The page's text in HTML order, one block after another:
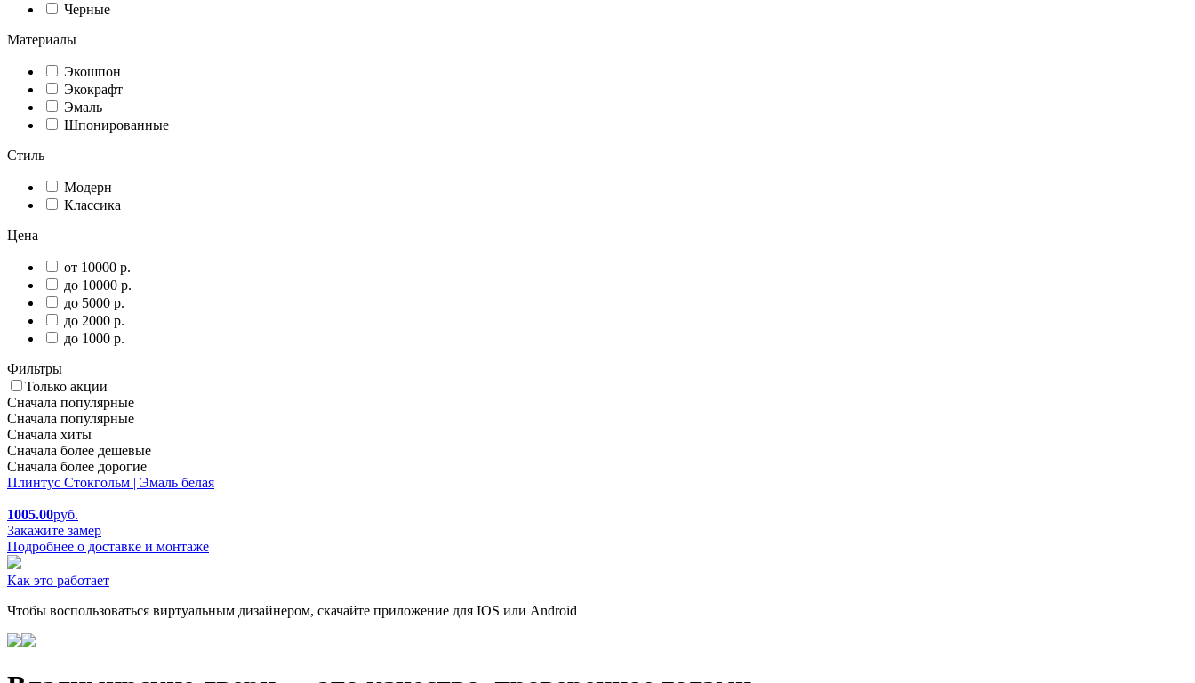
Черные
Материалы
Экошпон
Экокрафт
Эмаль
Шпонированные
Стиль
Модерн
Классика
Цена
от 10000 р.
до 10000 р.
до 5000 р.
до 2000 р.
до 1000 р.
Фильтры
Только акции
Сначала популярные
Сначала популярные
Сначала хиты
Сначала более дешевые
Сначала более дорогие
Плинтус Стокгольм | Эмаль белая
1005.00руб.
Закажите замер
Подробнее о доставке и монтаже
Как это работает
Чтобы воспользоваться виртуальным дизайнером, скачайте приложение для IOS или Android